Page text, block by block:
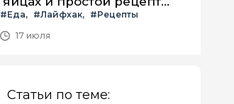
летнего салата с ним
#Еда #Лайфхак
#Рецепты
17 июля
Статьи по теме: